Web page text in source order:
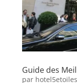
Guide des
par hotel5etoiles